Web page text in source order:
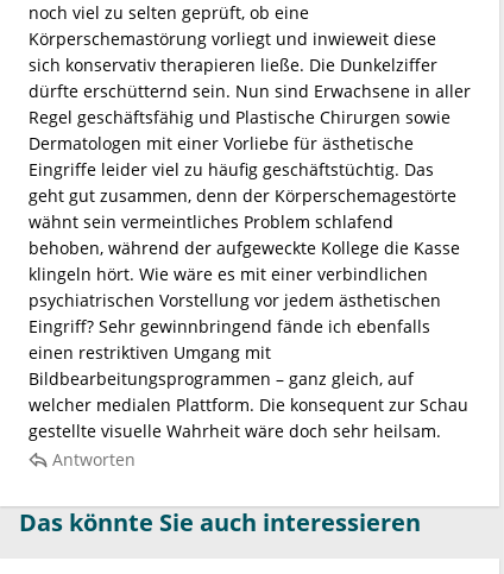
noch viel zu selten geprüft, ob eine
Körperschemastörung vorliegt und inwieweit diese
sich konservativ therapieren ließe. Die Dunkelziffer
dürfte erschütternd sein. Nun sind Erwachsene in aller
Regel geschäftsfähig und Plastische Chirurgen sowie
Dermatologen mit einer Vorliebe für ästhetische
Eingriffe leider viel zu häufig geschäftstüchtig. Das
geht gut zusammen, denn der Körperschemagestörte
wähnt sein vermeintliches Problem schlafend
behoben, während der aufgeweckte Kollege die Kasse
klingeln hört. Wie wäre es mit einer verbindlichen
psychiatrischen Vorstellung vor jedem ästhetischen
Eingriff? Sehr gewinnbringend fände ich ebenfalls
einen restriktiven Umgang mit
Bildbearbeitungsprogrammen – ganz gleich, auf
welcher medialen Plattform. Die konsequent zur Schau
gestellte visuelle Wahrheit wäre doch sehr heilsam.
Antworten
Das könnte Sie auch interessieren